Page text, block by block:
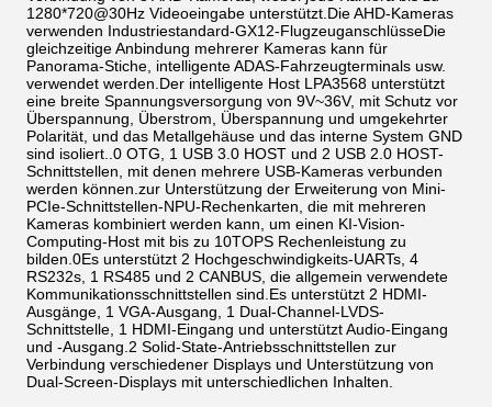
1280*720@30Hz Videoeingabe unterstützt.Die AHD-Kameras
verwenden Industriestandard-GX12-FlugzeuganschlüsseDie
gleichzeitige Anbindung mehrerer Kameras kann für
Panorama-Stiche, intelligente ADAS-Fahrzeugterminals usw.
verwendet werden.Der intelligente Host LPA3568 unterstützt
eine breite Spannungsversorgung von 9V~36V, mit Schutz vor
Überspannung, Überstrom, Überspannung und umgekehrter
Polarität, und das Metallgehäuse und das interne System GND
sind isoliert..0 OTG, 1 USB 3.0 HOST und 2 USB 2.0 HOST-
Schnittstellen, mit denen mehrere USB-Kameras verbunden
werden können.zur Unterstützung der Erweiterung von Mini-
PCIe-Schnittstellen-NPU-Rechenkarten, die mit mehreren
Kameras kombiniert werden kann, um einen KI-Vision-
Computing-Host mit bis zu 10TOPS Rechenleistung zu
bilden.0Es unterstützt 2 Hochgeschwindigkeits-UARTs, 4
RS232s, 1 RS485 und 2 CANBUS, die allgemein verwendete
Kommunikationsschnittstellen sind.Es unterstützt 2 HDMI-
Ausgänge, 1 VGA-Ausgang, 1 Dual-Channel-LVDS-
Schnittstelle, 1 HDMI-Eingang und unterstützt Audio-Eingang
und -Ausgang.2 Solid-State-Antriebsschnittstellen zur
Verbindung verschiedener Displays und Unterstützung von
Dual-Screen-Displays mit unterschiedlichen Inhalten.